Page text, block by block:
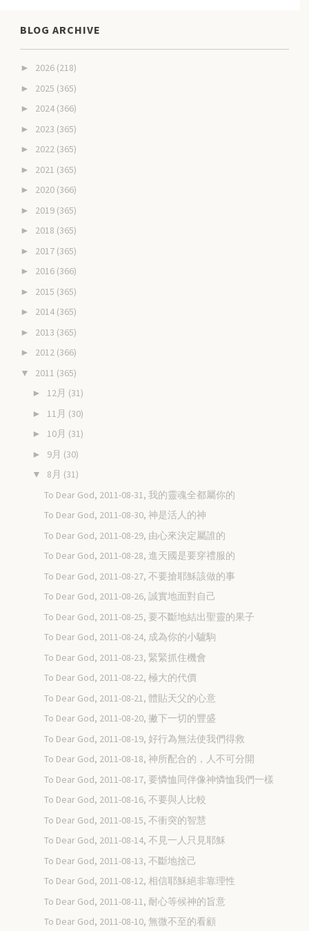
BLOG ARCHIVE
► 2026 (218)
► 2025 (365)
► 2024 (366)
► 2023 (365)
► 2022 (365)
► 2021 (365)
► 2020 (366)
► 2019 (365)
► 2018 (365)
► 2017 (365)
► 2016 (366)
► 2015 (365)
► 2014 (365)
► 2013 (365)
► 2012 (366)
▼ 2011 (365)
► 12月 (31)
► 11月 (30)
► 10月 (31)
► 9月 (30)
▼ 8月 (31)
To Dear God, 2011-08-31, 我的靈魂全都屬你的
To Dear God, 2011-08-30, 神是活人的神
To Dear God, 2011-08-29, 由心來決定屬誰的
To Dear God, 2011-08-28, 進天國是要穿禮服的
To Dear God, 2011-08-27, 不要搶耶穌該做的事
To Dear God, 2011-08-26, 誠實地面對自己
To Dear God, 2011-08-25, 要不斷地結出聖靈的果子
To Dear God, 2011-08-24, 成為你的小驢駒
To Dear God, 2011-08-23, 緊緊抓住機會
To Dear God, 2011-08-22, 極大的代價
To Dear God, 2011-08-21, 體貼天父的心意
To Dear God, 2011-08-20, 撇下一切的豐盛
To Dear God, 2011-08-19, 好行為無法使我們得救
To Dear God, 2011-08-18, 神所配合的，人不可分開
To Dear God, 2011-08-17, 要憐恤同伴像神憐恤我們一樣
To Dear God, 2011-08-16, 不要與人比較
To Dear God, 2011-08-15, 不衝突的智慧
To Dear God, 2011-08-14, 不見一人只見耶穌
To Dear God, 2011-08-13, 不斷地捨己
To Dear God, 2011-08-12, 相信耶穌絕非靠理性
To Dear God, 2011-08-11, 耐心等候神的旨意
To Dear God, 2011-08-10, 無微不至的看顧